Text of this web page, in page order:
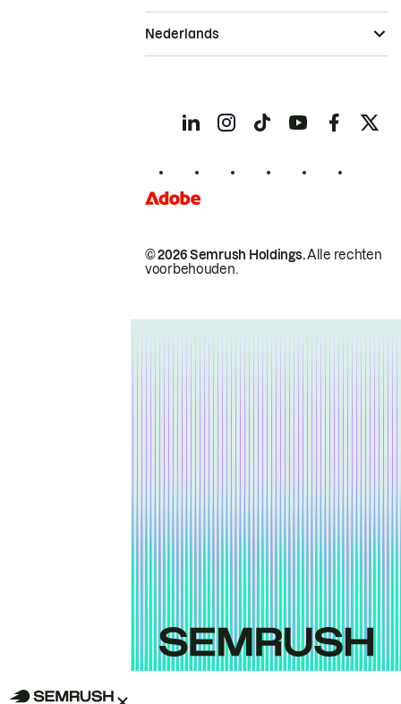
© 2026 Semrush Holdings.Alle rechten
voorbehouden.
Nederlands